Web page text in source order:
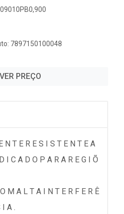
7897150100048
VER PREÇO
N T E R E S I S T E N T E A
I C A D O P A R A R E G I Õ
M A L T A I N T E R F E R Ê
I A .